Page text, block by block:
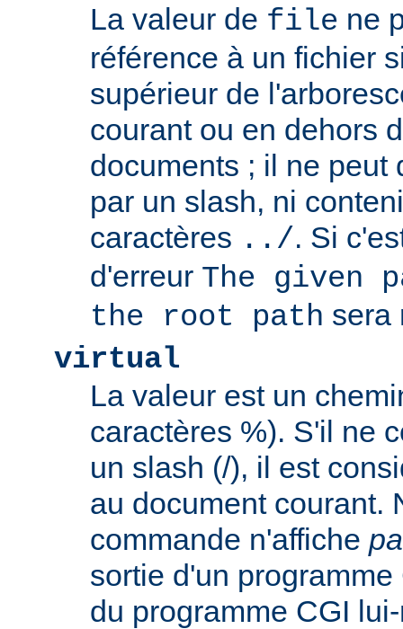
La valeur de file ne
référence à un fichier
supérieur de
courant ou en dehors
documents ; il ne peut
par un slash, ni
caractères ../. Si
d'erreur The given
the root path sera
virtual
La valeur est un
caractères %). S'il ne
un slash (/), il est
au document courant.
commande n'affiche
sortie d'un
du programme CGI